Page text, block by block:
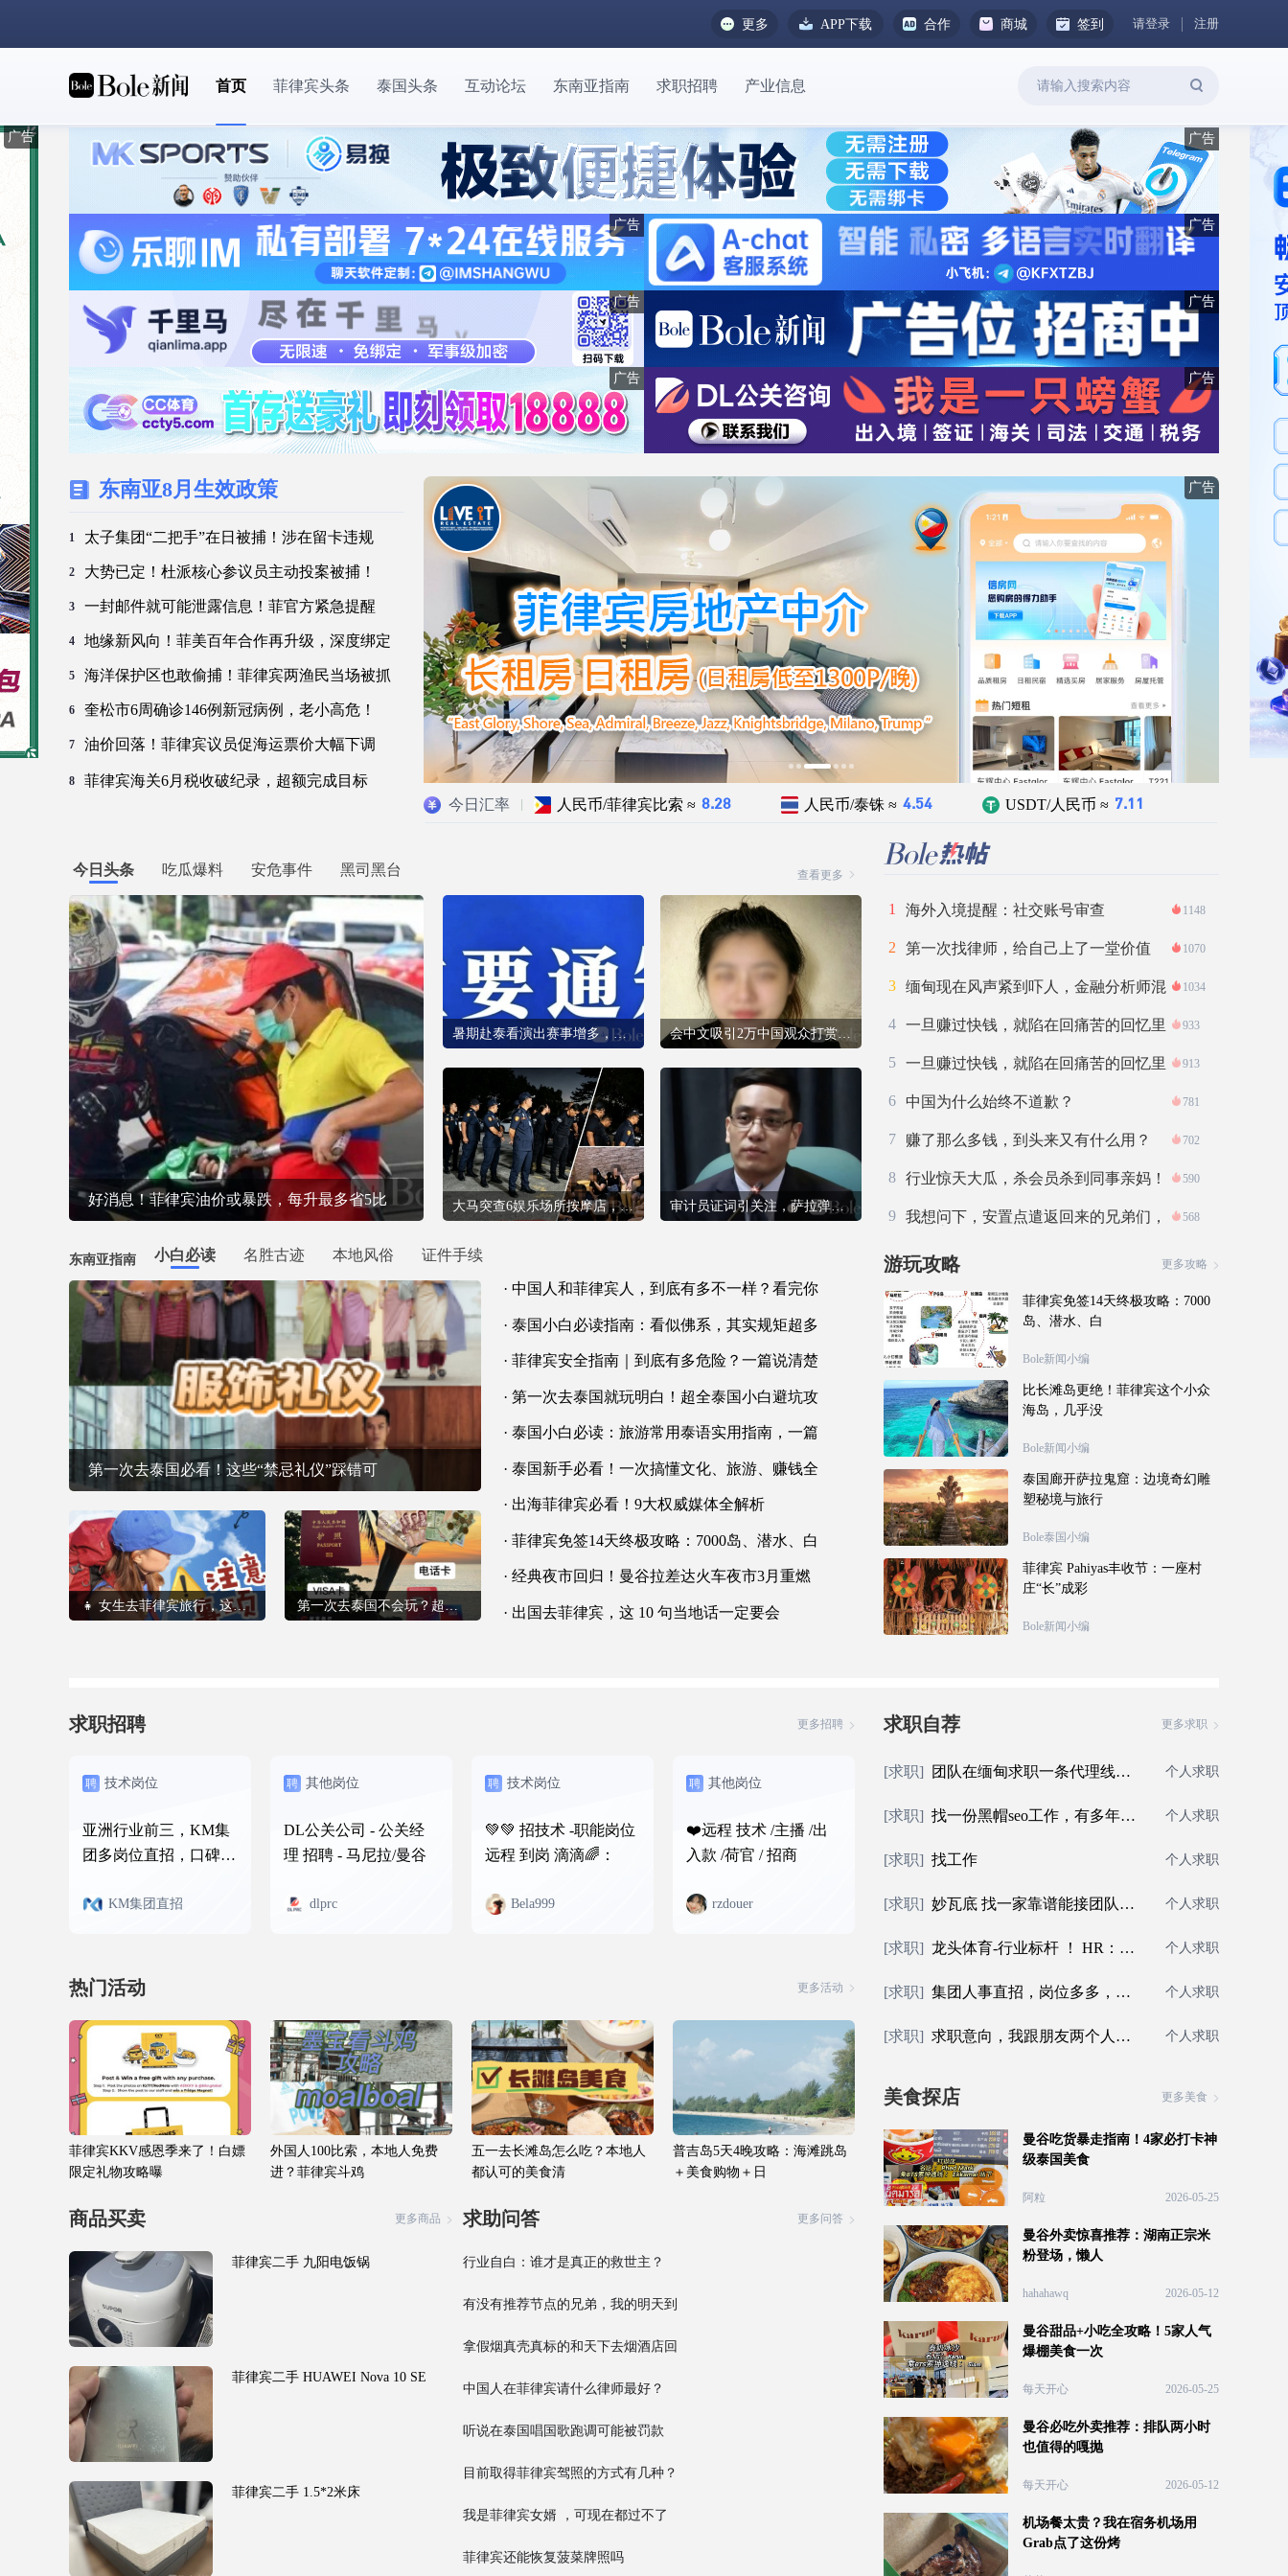
更多 APP下载 合作 商城 签到 请登录 注册
首页 菲律宾头条 泰国头条 互动论坛 东南亚指南 求职招聘 产业信息
东南亚8月生效政策
1 太子集团“二把手”在日被捕！涉在留卡违规
2 大势已定！杜派核心参议员主动投案被捕！
3 一封邮件就可能泄露信息！菲官方紧急提醒
4 地缘新风向！菲美百年合作再升级，深度绑定
5 海洋保护区也敢偷捕！菲律宾两渔民当场被抓
6 奎松市6周确诊146例新冠病例，老小高危！
7 油价回落！菲律宾议员促海运票价大幅下调
8
菲律宾海关6月税收破纪录，超额完成目标
今日汇率
人民币/菲律宾比索 ≈ 8.28 人民币/泰铢 ≈ 4.54 USDT/人民币 ≈ 7.11
查看更多
今日头条 吃瓜爆料 安危事件 黑司黑台
在菲8年没回国了:回去一趟感慨良多
泰国艳遇日记 境外涉诈“回流人员”审讯难度分析
监狱服刑人员长期隔离异性是否会产生互间情 一次探探约炮经历，让我总结了菲律宾约炮避
1 海外入境提醒：社交账号审查 1148
2
第一次找律师，给自己上了一堂价值
1070
3
缅甸现在风声紧到吓人，金融分析师混
1034
4
一旦赚过快钱，就陷在回痛苦的回忆里
933
5
一旦赚过快钱，就陷在回痛苦的回忆里
913
6 中国为什么始终不道歉？ 781
7 赚了那么多钱，到头来又有什么用？ 702
8 行业惊天大瓜，杀会员杀到同事亲妈！ 590
9
我想问下，安置点遣返回来的兄弟们，
568
东南亚指南 小白必读 名胜古迹 本地风俗 证件手续
第一次去泰国必看！这些“禁忌礼仪”踩错可
👧 女生去菲律宾旅行，这些安全提醒一定要 第一次去泰国不会玩？超详细“零基础保姆级
· 中国人和菲律宾人，到底有多不一样？看完你
· 泰国小白必读指南：看似佛系，其实规矩超多
· 菲律宾安全指南｜到底有多危险？一篇说清楚
· 第一次去泰国就玩明白！超全泰国小白避坑攻
· 泰国小白必读：旅游常用泰语实用指南，一篇
· 泰国新手必看！一次搞懂文化、旅游、赚钱全
· 出海菲律宾必看！9大权威媒体全解析
· 菲律宾免签14天终极攻略：7000岛、潜水、白
· 经典夜市回归！曼谷拉差达火车夜市3月重燃
· 出国去菲律宾，这 10 句当地话一定要会
游玩攻略 更多攻略
菲律宾免签14天终极攻略：7000
岛、潜水、白
Bole新闻小编
比长滩岛更绝！菲律宾这个小众
海岛，几乎没
Bole新闻小编
泰国廊开萨拉鬼窟：边境奇幻雕
塑秘境与旅行
Bole泰国小编
菲律宾 Pahiyas丰收节：一座村
庄“长”成彩
Bole新闻小编
求职招聘 更多招聘
聘 技术岗位
亚洲行业前三，KM集
团多岗位直招，口碑优
KM集团直招
聘 其他岗位
DL公关公司 - 公关经
理 招聘 - 马尼拉/曼谷
dlprc
聘 技术岗位
💚💚 招技术 -职能岗位
远程 到岗 滴滴🌈：
Bela999
聘 其他岗位
❤️远程 技术 /主播 /出
入款 /荷官 / 招商
rzdouer
热门活动 更多活动
菲律宾KKV感恩季来了！白嫖
限定礼物攻略曝
外国人100比索，本地人免费
进？菲律宾斗鸡
五一去长滩岛怎么吃？本地人
都认可的美食清
普吉岛5天4晚攻略：海滩跳岛
＋美食购物＋日
商品买卖 更多商品
菲律宾二手 九阳电饭锅
菲律宾二手 HUAWEI Nova 10 SE
菲律宾二手 1.5*2米床
求助问答 更多问答
行业自白：谁才是真正的救世主？
有没有推荐节点的兄弟，我的明天到
拿假烟真壳真标的和天下去烟酒店回
中国人在菲律宾请什么律师最好？
听说在泰国唱国歌跑调可能被罚款
目前取得菲律宾驾照的方式有几种？
我是菲律宾女婿 ，可现在都过不了
菲律宾还能恢复菠菜牌照吗
求职自荐 更多求职
[求职] 团队在缅甸求职一条代理线，人员年纪平均二 个人求职
[求职] 找一份黑帽seo工作，有多年管理经验 个人求职
[求职] 找工作 个人求职
[求职] 妙瓦底 找一家靠谱能接团队赔付的公司 个人求职
[求职] 龙头体育-行业标杆 ！ HR：@mafox8 泰/柬/ 个人求职
[求职] 集团人事直招，岗位多多，咨询 / 招猎头合 个人求职
[求职] 求职意向，我跟朋友两个人在其他公司出来的 个人求职
美食探店 更多美食
曼谷吃货暴走指南！4家必打卡神
级泰国美食
阿粒 2026-05-25
曼谷外卖惊喜推荐：湖南正宗米
粉登场，懒人
hahahawq 2026-05-12
曼谷甜品+小吃全攻略！5家人气
爆棚美食一次
每天开心 2026-05-25
曼谷必吃外卖推荐：排队两小时
也值得的嘎抛
每天开心 2026-05-12
机场餐太贵？我在宿务机场用
Grab点了这份烤